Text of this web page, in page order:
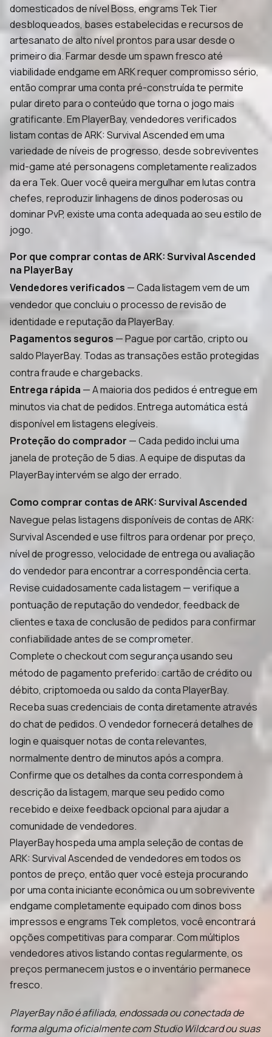
domesticados de nível Boss, engrams Tek Tier
desbloqueados, bases estabelecidas e recursos de
artesanato de alto nível prontos para usar desde o
primeiro dia. Farmar desde um spawn fresco até
viabilidade endgame em ARK requer compromisso sério,
então comprar uma conta pré-construída te permite
pular direto para o conteúdo que torna o jogo mais
gratificante. Em PlayerBay, vendedores verificados
listam contas de ARK: Survival Ascended em uma
variedade de níveis de progresso, desde sobreviventes
mid-game até personagens completamente realizados
da era Tek. Quer você queira mergulhar em lutas contra
chefes, reproduzir linhagens de dinos poderosas ou
dominar PvP, existe uma conta adequada ao seu estilo de
jogo.
Por que comprar contas de ARK: Survival Ascended
na PlayerBay
Vendedores verificados — Cada listagem vem de um
vendedor que concluiu o processo de revisão de
identidade e reputação da PlayerBay.
Pagamentos seguros — Pague por cartão, cripto ou
saldo PlayerBay. Todas as transações estão protegidas
contra fraude e chargebacks.
Entrega rápida — A maioria dos pedidos é entregue em
minutos via chat de pedidos. Entrega automática está
disponível em listagens elegíveis.
Proteção do comprador — Cada pedido inclui uma
janela de proteção de 5 dias. A equipe de disputas da
PlayerBay intervém se algo der errado.
Como comprar contas de ARK: Survival Ascended
Navegue pelas listagens disponíveis de contas de ARK:
Survival Ascended e use filtros para ordenar por preço,
nível de progresso, velocidade de entrega ou avaliação
do vendedor para encontrar a correspondência certa.
Revise cuidadosamente cada listagem — verifique a
pontuação de reputação do vendedor, feedback de
clientes e taxa de conclusão de pedidos para confirmar
confiabilidade antes de se comprometer.
Complete o checkout com segurança usando seu
método de pagamento preferido: cartão de crédito ou
débito, criptomoeda ou saldo da conta PlayerBay.
Receba suas credenciais de conta diretamente através
do chat de pedidos. O vendedor fornecerá detalhes de
login e quaisquer notas de conta relevantes,
normalmente dentro de minutos após a compra.
Confirme que os detalhes da conta correspondem à
descrição da listagem, marque seu pedido como
recebido e deixe feedback opcional para ajudar a
comunidade de vendedores.
PlayerBay hospeda uma ampla seleção de contas de
ARK: Survival Ascended de vendedores em todos os
pontos de preço, então quer você esteja procurando
por uma conta iniciante econômica ou um sobrevivente
endgame completamente equipado com dinos boss
impressos e engrams Tek completos, você encontrará
opções competitivas para comparar. Com múltiplos
vendedores ativos listando contas regularmente, os
preços permanecem justos e o inventário permanece
fresco.
PlayerBay não é afiliada, endossada ou conectada de
forma alguma oficialmente com Studio Wildcard ou suas